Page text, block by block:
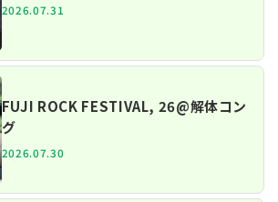
2026.07.31
FUJI ROCK FESTIVAL, 26@解体コン
グ
2026.07.30